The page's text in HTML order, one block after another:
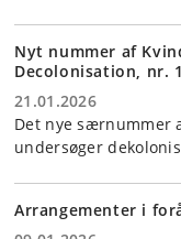
Nyt nummer af
Decolonisation, nr.
21.01.2026
Det nye særnummer
undersøger
Arrangementer i